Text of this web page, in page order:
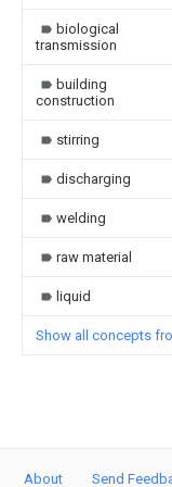
biological
transmission
building
construction
stirring
discharging
welding
raw material
liquid
Show all concepts
About Send